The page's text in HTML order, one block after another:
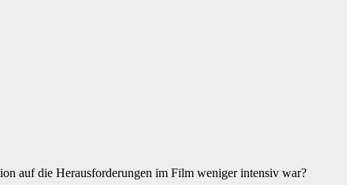
auf die Herausforderungen im Film weniger intensiv war?